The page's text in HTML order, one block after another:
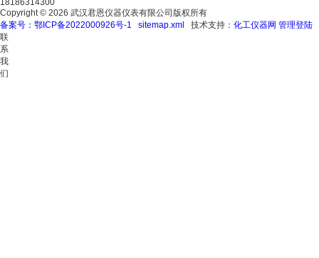
Copyright © 2026 武汉君恩仪器仪表有限公司版权所有
备案号：鄂ICP备2022000926号-1
sitemap.xml 技术支持： 化工仪器网 管理登陆
联
系
我
们